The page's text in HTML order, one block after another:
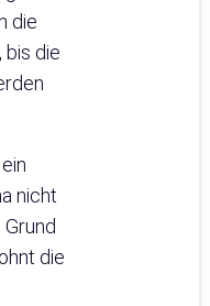
die
bis die
nicht
die